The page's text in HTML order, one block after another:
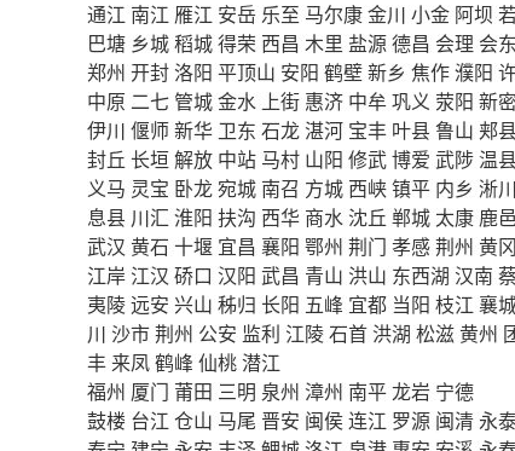
通江 南江 雁江 安岳 乐至 马尔康金川 小金 阿坝
巴塘 乡城稻城得荣 西昌 木里 盐源德昌 会理 会东
郑州 开封洛阳 平顶山 安阳 鹤壁新乡 焦作濮阳
中原 二七 管城金水 上街 惠济 中牟巩义 荥阳 新密
伊川 偃师新华 卫东 石龙湛河 宝丰 叶县鲁山 郏
封丘 长垣解放 中站 马村 山阳 修武博爱 武陟 温
义马 灵宝 卧龙宛城 南召 方城 西峡镇平 内乡 淅川
息县 川汇 淮阳 扶沟 西华 商水 沈丘 郸城 太康 鹿邑
武汉 黄石 十堰 宜昌 襄阳 鄂州 荆门 孝感荆州 黄冈
江岸 江汉 硚口 汉阳 武昌 青山 洪山 东西湖 汉南
夷陵远安 兴山 秭归 长阳 五峰 宜都 当阳 枝江 襄
川 沙市荆州 公安 监利 江陵石首 洪湖 松滋黄州
丰 来凤鹤峰 仙桃潜江
福州 厦门 莆田 三明 泉州 漳州 南平龙岩 宁德
鼓楼 台江 仓山 马尾 晋安 闽侯连江 罗源 闽清 永